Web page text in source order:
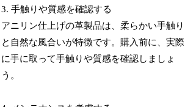
3. 手触りや質感を確認する
アニリン仕上げの革製品は、柔らかい手触り
と自然な風合いが特徴です。購入前に、実際
に手に取って手触りや質感を確認しましょ
う。